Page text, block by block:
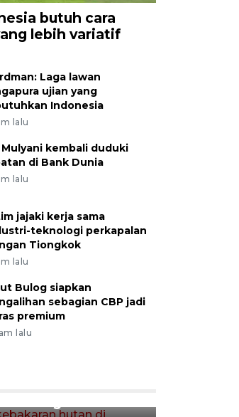
butuh cara
lebih variatif
Laga lawan
ujian yang
Indonesia
lalu
Mulyani kembali duduki
di Bank Dunia
lalu
jajaki kerja sama
teknologi perkapalan
Tiongkok
lalu
Bulog siapkan
sebagian CBP jadi
premium
lalu
kebakaran hutan